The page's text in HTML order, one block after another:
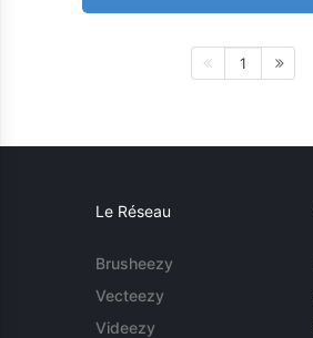
1
Le Réseau
Brusheezy
Vecteezy
Videezy